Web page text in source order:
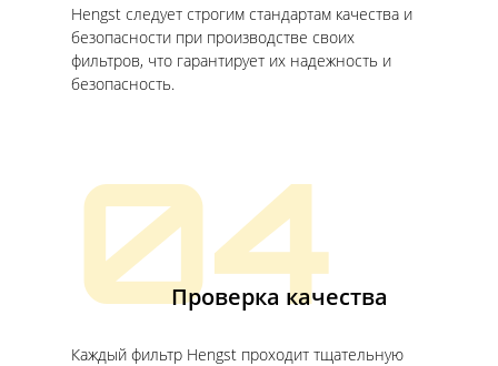
Hengst следует строгим стандартам качества и
безопасности при производстве своих
фильтров, что гарантирует их надежность и
безопасность.
04
Проверка качества
Каждый фильтр Hengst проходит тщательную